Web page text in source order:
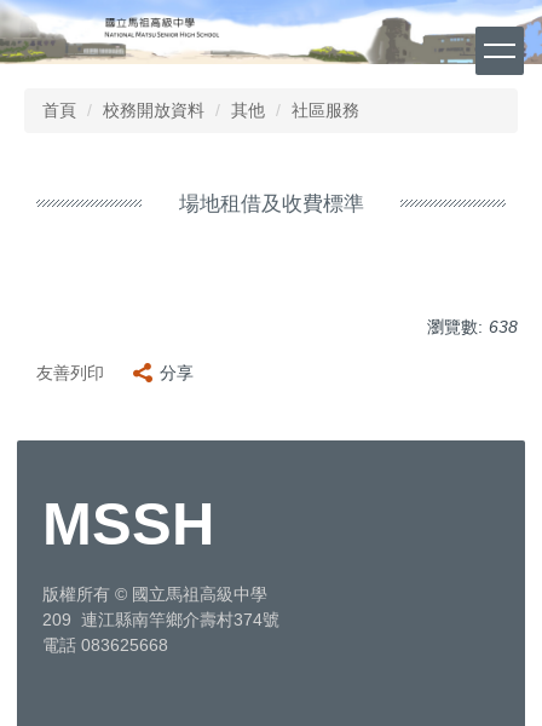
跳
到
主
首頁 校務開放資料 其他 社區服務
場地租借及收費標準
瀏覽數: 638
友善列印 分享
MSSH
版權所有 © 國立馬祖高級中學
209 連江縣南竿鄉介壽村374號
電話 083625668